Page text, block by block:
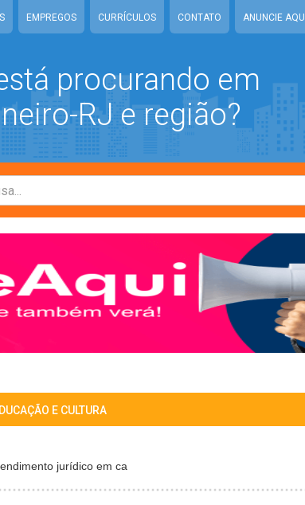
EMPREGOS CURRÍCULOS CONTATO ANUNCIE AQUI
procurando em
RJ e região?
E CULTURA
jurídico em ca